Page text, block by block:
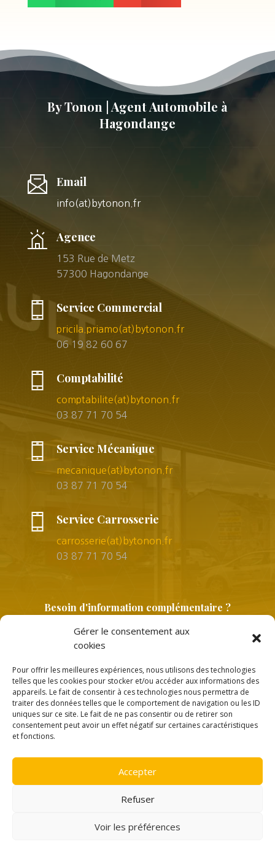
Gérer le consentement aux
cookies
Pour offrir les meilleures expériences, nous utilisons des technologies
telles que les cookies pour stocker et/ou accéder aux informations des
appareils. Le fait de consentir à ces technologies nous permettra de
traiter des données telles que le comportement de navigation ou les ID
uniques sur ce site. Le fait de ne pas consentir ou de retirer son
consentement peut avoir un effet négatif sur certaines caractéristiques
et fonctions.
Accepter
Refuser
Voir les préférences
By Tonon | Agent Automobile à
Hagondange
Email
info(at)bytonon.fr
Agence
153 Rue de Metz
57300 Hagondange
Service Commercial
pricila.priamo(at)bytonon.fr
06 19 82 60 67
Comptabilité
comptabilite(at)bytonon.fr
03 87 71 70 54
Service Mécanique
mecanique(at)bytonon.fr
03 87 71 70 54
Service Carrosserie
carrosserie(at)bytonon.fr
03 87 71 70 54
Besoin d'information complémentaire ?
Copyright © 2026 | Politique de confidentialité
Création Ace Medias